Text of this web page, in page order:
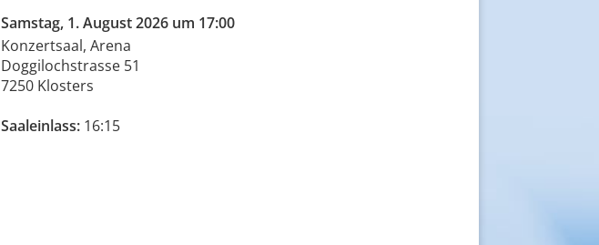
Samstag, 1. August 2026 um 17:00
Konzertsaal, Arena
Doggilochstrasse 51
7250 Klosters
Saaleinlass: 16:15